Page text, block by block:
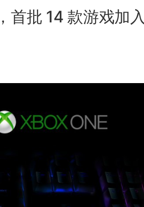
首批 14 款游戏加入